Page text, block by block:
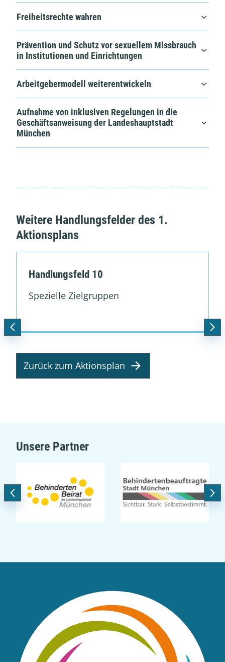
Freiheitsrechte wahren
Prävention und Schutz vor sexuellem Missbrauch
in Institutionen und Einrichtungen
Arbeitgebermodell weiterentwickeln
Aufnahme von inklusiven Regelungen in die
Geschäftsanweisung der Landeshauptstadt
München
Weitere Handlungsfelder des 1.
Aktionsplans
Handlungsfeld 10
Spezielle Zielgruppen
Zurück zum Aktionsplan
Unsere Partner